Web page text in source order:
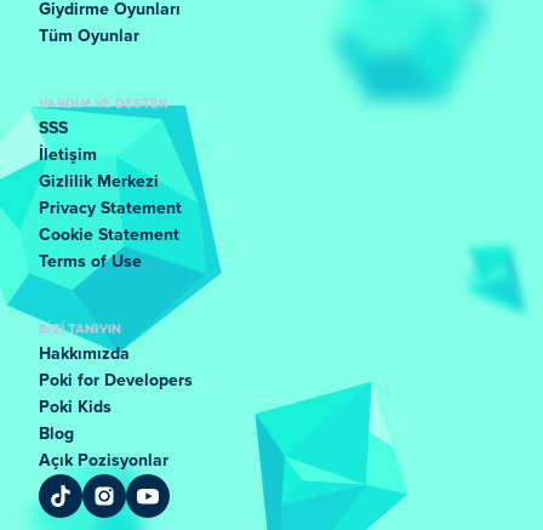
Giydirme Oyunları
Tüm Oyunlar
YARDIM VE DESTEK
SSS
İletişim
Gizlilik Merkezi
Privacy Statement
Cookie Statement
Terms of Use
BIZI TANIYIN
Hakkımızda
Poki for Developers
Poki Kids
Blog
Açık Pozisyonlar